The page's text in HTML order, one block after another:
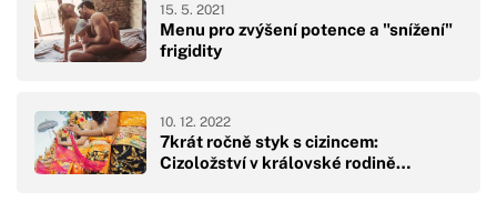
Menu pro zvýšení potence a "snížení"
frigidity
15. 5. 2021
7krát ročně styk s cizincem:
Cizoložství v královské rodině…
10. 12. 2022